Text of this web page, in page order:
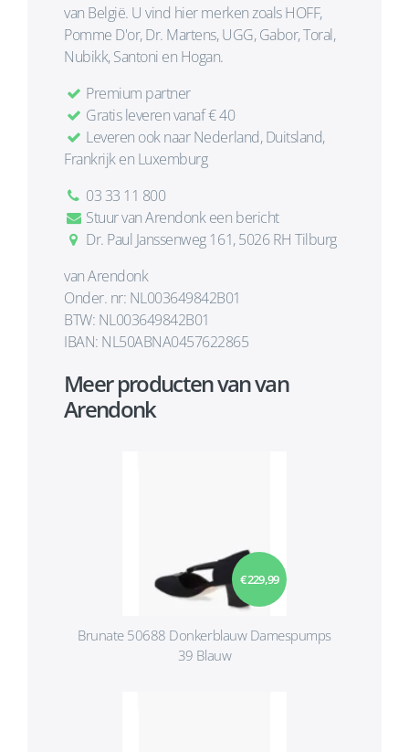
van België. U vind hier merken zoals HOFF,
Pomme D'or, Dr. Martens, UGG, Gabor, Toral,
Nubikk, Santoni en Hogan.
Premium partner
Gratis leveren vanaf € 40
Leveren ook naar Nederland, Duitsland,
Frankrijk en Luxemburg
03 33 11 800
Stuur van Arendonk een bericht
Dr. Paul Janssenweg 161, 5026 RH Tilburg
van Arendonk
Onder. nr: NL003649842B01
BTW: NL003649842B01
IBAN: NL50ABNA0457622865
Meer producten van van
Arendonk
€ 229,99
Brunate 50688 Donkerblauw Damespumps
39 Blauw